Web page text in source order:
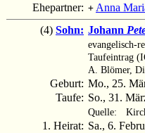
Ehepartner: + Anna
(4) Sohn: Johann
evangelisch-
Taufeintrag
A. Blömer,
Geburt: Mo., 25.
Taufe: So., 31.
Quelle:
1. Heirat: Sa., 6.